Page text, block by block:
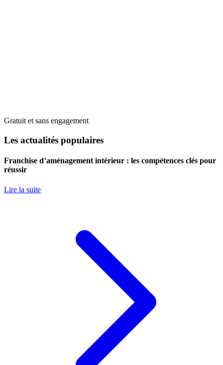
Gratuit et sans engagement
Les actualités populaires
Franchise d’aménagement intérieur : les compétences clés pour
réussir
Lire la suite